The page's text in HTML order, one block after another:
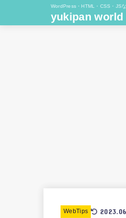
WordPress・HTML・CSS・JS
yukipan world
WebTips